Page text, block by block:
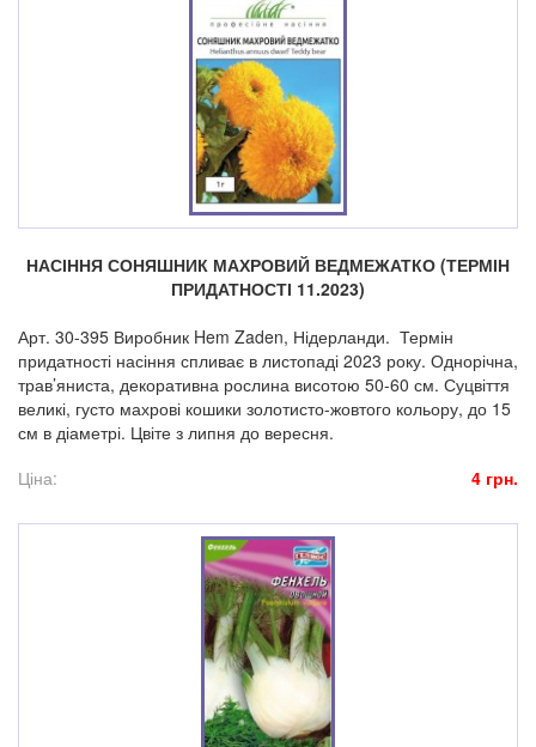
НАСІННЯ СОНЯШНИК МАХРОВИЙ ВЕДМЕЖАТКО (ТЕРМІН
ПРИДАТНОСТІ 11.2023)
Арт. 30-395 Виробник Hem Zaden, Нідерланди. Термін
придатності насіння спливає в листопаді 2023 року. Однорічна,
трав’яниста, декоративна рослина висотою 50-60 см. Суцвіття
великі, густо махрові кошики золотисто-жовтого кольору, до 15
см в діаметрі. Цвіте з липня до вересня.
Ціна:
4 грн.